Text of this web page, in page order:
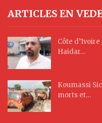
ARTICLES EN
Côte
Haidar…
Koumassi
morts et…